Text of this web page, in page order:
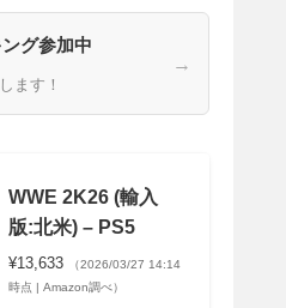
グ参加中
ます！
→
WWE 2K26 (輸入
版:北米) – PS5
¥13,633
（2026/03/27 14:14
時点 | Amazon調べ）